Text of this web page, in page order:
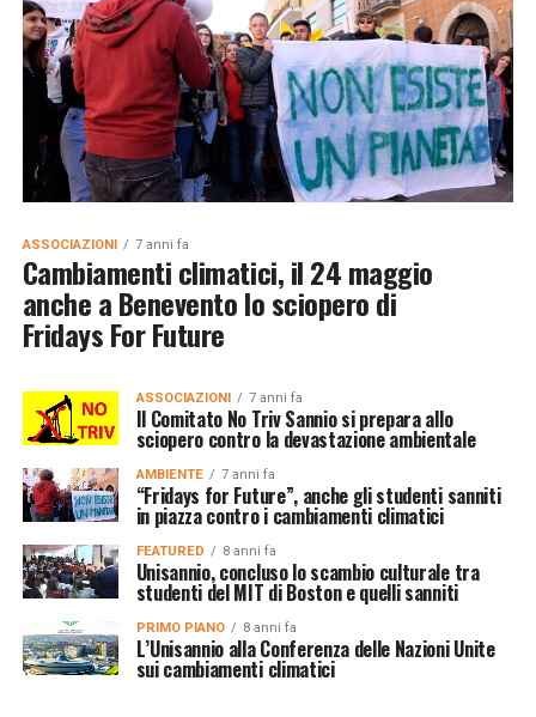
ASSOCIAZIONI 7 anni fa
Cambiamenti climatici, il 24 maggio
anche a Benevento lo sciopero di
Fridays For Future
ASSOCIAZIONI 7 anni fa
Il Comitato No Triv Sannio si prepara allo
sciopero contro la devastazione ambientale
AMBIENTE 7 anni fa
“Fridays for Future”, anche gli studenti sanniti
in piazza contro i cambiamenti climatici
FEATURED 8 anni fa
Unisannio, concluso lo scambio culturale tra
studenti del MIT di Boston e quelli sanniti
PRIMO PIANO 8 anni fa
L’Unisannio alla Conferenza delle Nazioni Unite
sui cambiamenti climatici